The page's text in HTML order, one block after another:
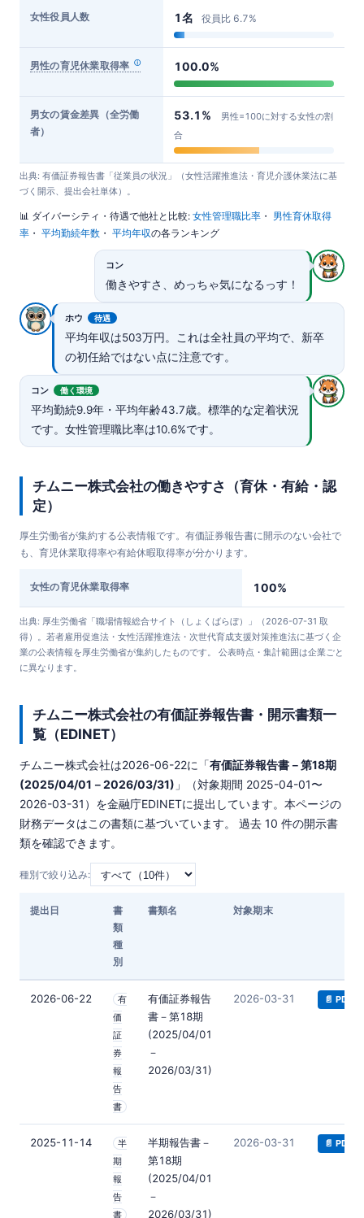
女性役員人数 1名 役員比 6.7%
男性の育児休業取得率 100.0%
男女の賃金差異（全労働
者）
53.1%
男性=100に対する女性の割
合
出典: 有価証券報告書「従業員の状況」（女性活躍推進法・育児介護休業法に基
づく開示、提出会社単体）。
📊 ダイバーシティ・待遇で他社と比較: 女性管理職比率 ・ 男性育休取得
率 ・ 平均勤続年数 ・ 平均年収の各ランキング
コン
働きやすさ、めっちゃ気になるっす！
ホウ 待遇
平均年収は503万円。これは全社員の平均で、新卒
の初任給ではない点に注意です。
コン 働く環境
平均勤続9.9年・平均年齢43.7歳。標準的な定着状況
です。女性管理職比率は10.6%です。
チムニー株式会社の働きやすさ（育休・有給・認
定）
厚生労働省が集約する公表情報です。有価証券報告書に開示のない会社で
も、育児休業取得率や有給休暇取得率が分かります。
女性の育児休業取得率 100%
出典: 厚生労働省「職場情報総合サイト（しょくばらぼ）」（2026-07-31 取
得）。若者雇用促進法・女性活躍推進法・次世代育成支援対策推進法に基づく企
業の公表情報を厚生労働省が集約したものです。 公表時点・集計範囲は企業ごと
に異なります。
チムニー株式会社の有価証券報告書・開示書類一
覧（EDINET）
チムニー株式会社は2026-06-22に「有価証券報告書－第18期
(2025/04/01－2026/03/31) 」（対象期間 2025-04-01〜
2026-03-31）を金融庁EDINETに提出しています。本ページの
財務データはこの書類に基づいています。 過去 10 件の開示書
類を確認できます。
種別で絞り込み:
提出日
書
類
種
別
書類名 対象期末
2026-06-22
有
価
証
券
報
告
書
有価証券報告
書－第18期
(2025/04/01
－
2026/03/31)
2026-03-31 📄 PDF
2025-11-14
半
期
報
告
書
半期報告書－
第18期
(2025/04/01
－
2026/03/31)
2026-03-31 📄 PDF